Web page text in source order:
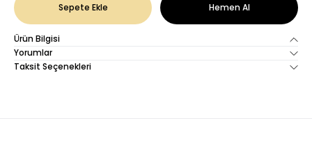
Sepete Ekle Hemen Al
Ürün Bilgisi
Yorumlar
Taksit Seçenekleri